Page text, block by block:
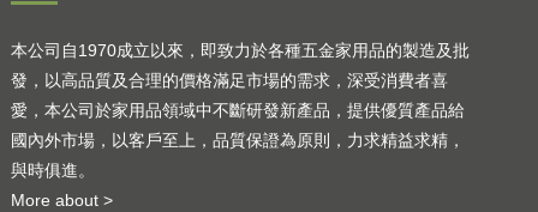
本公司自1970成立以來，即致力於各種五金家用品的製造及批
發，以高品質及合理的價格滿足市場的需求，深受消費者喜
愛，本公司於家用品領域中不斷研發新產品，提供優質產品給
國內外市場，以客戶至上，品質保證為原則，力求精益求精，
與時俱進。
More about >